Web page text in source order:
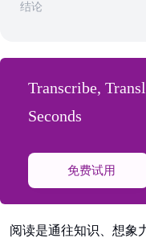
结论
Transcribe,
Seconds
免费试用
阅读是通往知识、想象